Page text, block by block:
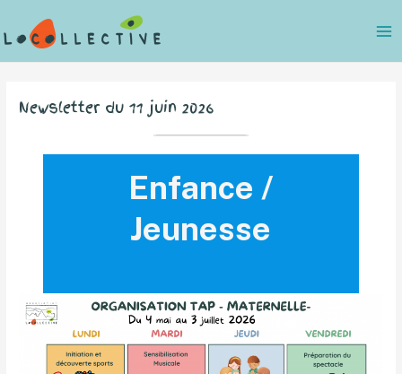
contenu
Newsletter du 11 juin 2026
Enfance /
Jeunesse